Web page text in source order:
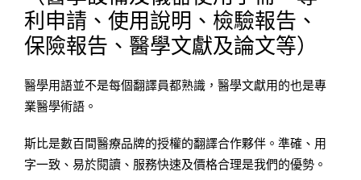
利申請、使用說明、檢驗報告、
保險報告、醫學文獻及論文等）
醫學用語並不是每個翻譯員都熟識，醫學文獻用的也是專
業醫學術語。
斯比是數百間醫療​​品牌的授權的翻譯合作夥伴。準確、用
字一致、易於閱讀、服務快速及價格合理是我們的優勢。